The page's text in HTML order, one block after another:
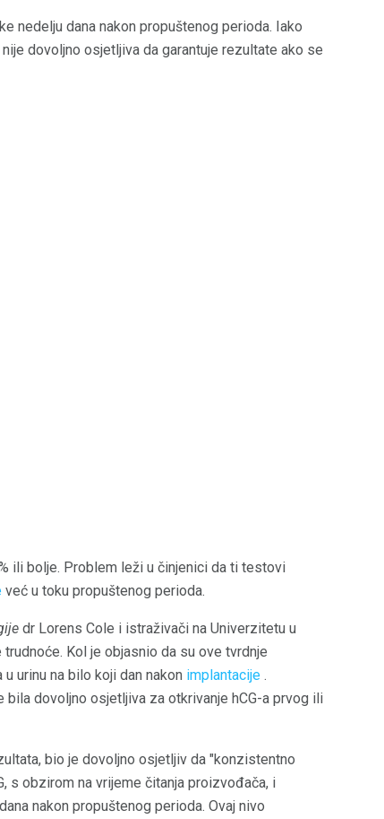
nedelju dana nakon propuštenog perioda. Iako
dovoljno osjetljiva da garantuje rezultate ako se
ili bolje. Problem leži u činjenici da ti testovi
već u toku propuštenog perioda.
dr Lorens Cole i istraživači na Univerzitetu u
Kol je objasnio da su ove tvrdnje
urinu na bilo koji dan nakon implantacije .
dovoljno osjetljiva za otkrivanje hCG-a prvog ili
bio je dovoljno osjetljiv da "konzistentno
s obzirom na vrijeme čitanja proizvođača, i
nakon propuštenog perioda. Ovaj nivo